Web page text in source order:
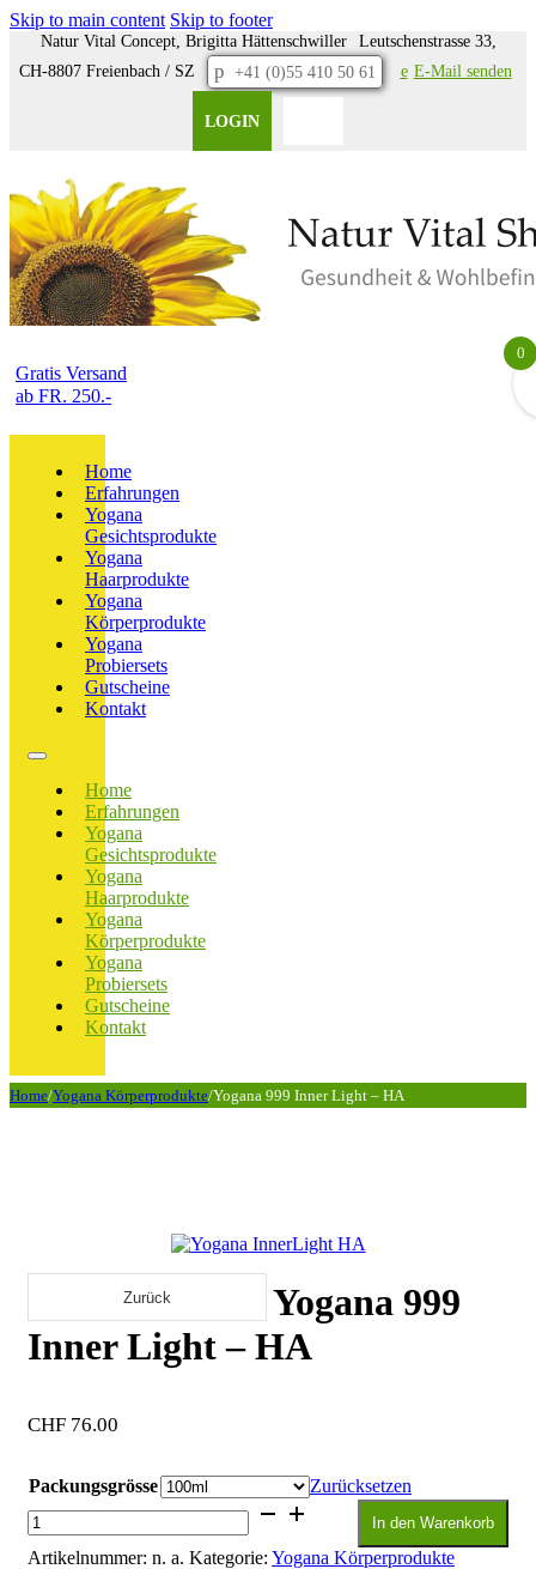
Skip to main content Skip to footer
Natur Vital Concept, Brigitta Hättenschwiller
Leutschenstrasse 33,
CH-8807 Freienbach / SZ
p +41 (0)55 410 50 61 nednes liaM-E
LOGIN
Gratis Versand
ab FR. 250.-
Home
Erfahrungen
Yogana
Gesichtsprodukte
Yogana
Haarprodukte
Yogana
Körperprodukte
Yogana
Probiersets
Gutscheine
Kontakt
Home
Erfahrungen
Yogana
Gesichtsprodukte
Yogana
Haarprodukte
Yogana
Körperprodukte
Yogana
Probiersets
Gutscheine
Kontakt
Home/Yogana Körperprodukte/Yogana 999 Inner Light – HA
Zurück
Yogana 999
Inner Light – HA
CHF 76.00
Packungsgrösse
Zurücksetzen
Yogana
999
Inner
In den Warenkorb
Artikelnummer: n. a. Kategorie: Yogana Körperprodukte
0
Adresse
einloggen?